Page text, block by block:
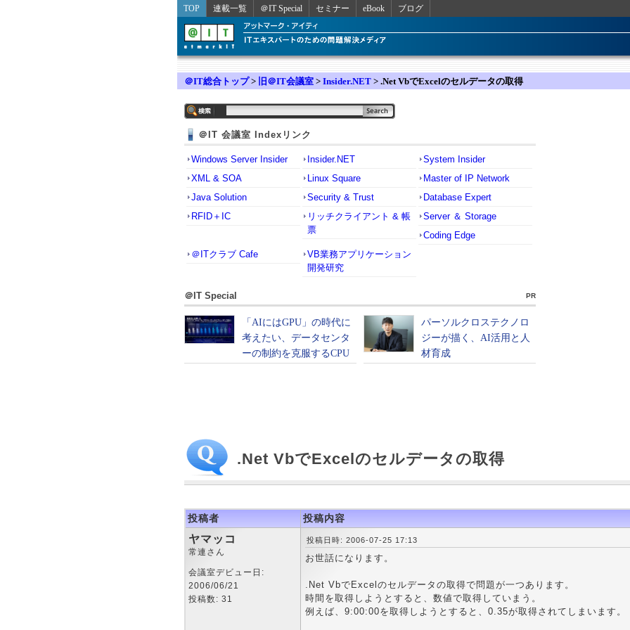
TOP 連載一覧 ＠IT Special セミナー eBook ブログ
＠IT総合トップ> 旧＠IT会議室 > Insider.NET > .Net VbでExcelのセルデータの取得
＠IT 会議室 Indexリンク
Windows Server Insider Insider.NET
System Insider
XML & SOA
Linux Square
Master of IP Network
Java Solution
Security & Trust
Database Expert
RFID＋IC
リッチクライアント & 帳
票
Server ＆ Storage
Coding Edge
＠ITクラブ Cafe
VB業務アプリケーション
開発研究
＠IT Special PR
.Net VbでExcelのセルデータの取得
投稿者 投稿内容
ヤマッコ
常連さん
会議室デビュー日:
2006/06/21
投稿数: 31
投稿日時: 2006-07-25 17:13
お世話になります。
.Net VbでExcelのセルデータの取得で問題が一つあります。
時間を取得しようとすると、数値で取得していまう。
例えば、9:00:00を取得しようとすると、0.35が取得されてしまいます。